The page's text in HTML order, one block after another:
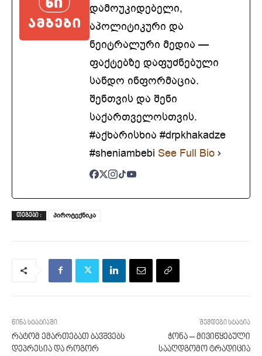
დამოუკიდებელი,
აპოლიტიკური და
ნეიტრალური მედია —
ფაქტებზე დაფუძნებული
სანდო ინფორმაცია.
შენთვის და შენი
საქართველოსთვის.
#აქხარისხია #drpkhakadze
#sheniambebi See Full Bio
ᲗᲔᲒᲔᲑᲘ : პიროტექნიკა
წინა სტატიაში
რატომ ემართებათ ბავშვებს
დეპრესია და როგორ
შემდეგი სტატია
ჭონა – მივიწყებული
სააღდგომო ტრადიცია